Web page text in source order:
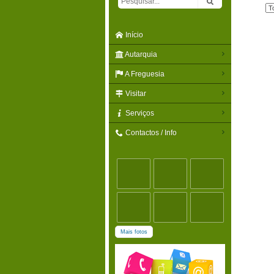
Início
Autarquia
A Freguesia
Visitar
Serviços
Contactos / Info
Mais fotos